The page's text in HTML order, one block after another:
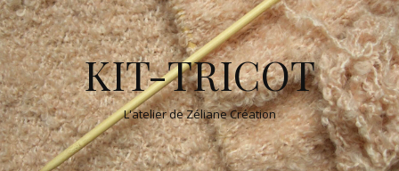
KIT-TRICOT
L'atelier de Zéliane Création